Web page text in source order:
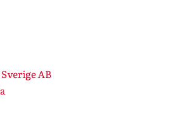
AB